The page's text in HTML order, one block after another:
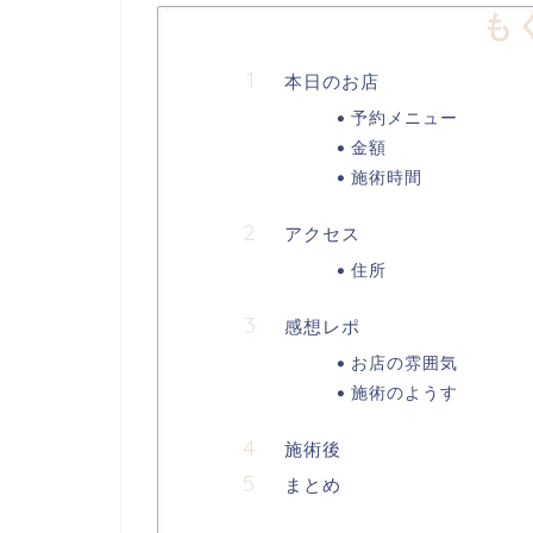
も
本日のお店
予約メニュー
金額
施術時間
アクセス
住所
感想レポ
お店の雰囲気
施術のようす
施術後
まとめ